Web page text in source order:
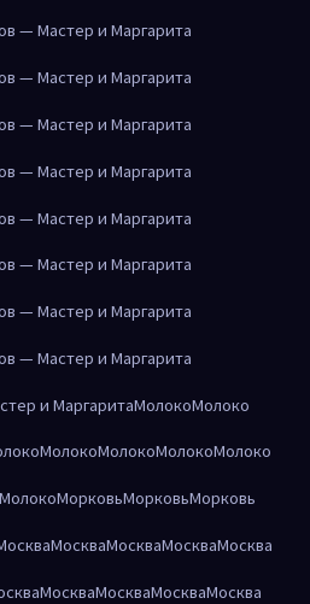
— Мастер и Маргарита
— Мастер и Маргарита
— Мастер и Маргарита
— Мастер и Маргарита
— Мастер и Маргарита
— Мастер и Маргарита
— Мастер и Маргарита
— Мастер и Маргарита
и МаргаритаМолокоМолоко
МолокоМолокоМолокоМолоко
МолокоМорковьМорковьМорковь
МоскваМоскваМоскваМосква
МоскваМоскваМоскваМосква